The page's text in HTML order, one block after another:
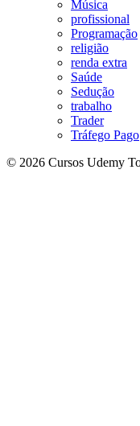
Música
profissional
Programação
religião
renda extra
Saúde
Sedução
trabalho
Trader
Tráfego Pago
© 2026 Cursos Udemy